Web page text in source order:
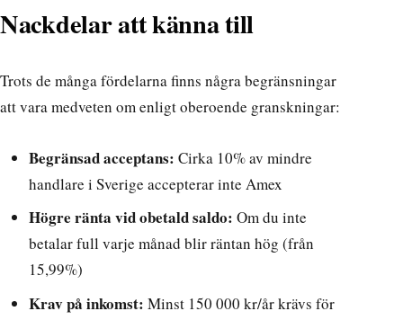
Nackdelar att känna till
Trots de många fördelarna finns några begränsningar
att vara medveten om enligtoberoende granskningar:
Begränsad acceptans: Cirka 10% av mindre
handlare i Sverige accepterar inte Amex
Högre ränta vid obetald saldo: Om du inte
betalar full varje månad blir räntan hög (från
15,99%)
Krav på inkomst: Minst 150 000 kr/år krävs för